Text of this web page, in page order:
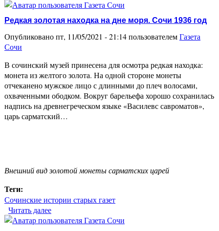
Редкая золотая находка на дне моря. Сочи 1936 год
Опубликовано пт, 11/05/2021 - 21:14 пользователемГазета
Сочи
В сочинский музей принесена для осмотра редкая находка:
монета из желтого золота. На одной стороне монеты
отчеканено мужское лицо с длинными до плеч волосами,
охваченными ободком. Вокруг барельефа хорошо сохранилась
надпись на древнегреческом языке «Василевс савроматов»,
царь сарматский…
Внешний вид золотой монеты сарматских царей
Теги:
Сочинские истории старых газет
Читать далее
год